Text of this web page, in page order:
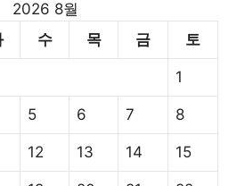
2026 8월
수 목 금 토
1
5 6 7 8
12 13 14 15